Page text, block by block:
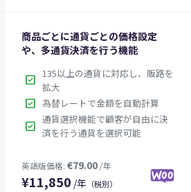
$39.00
商品ごとに通貨ごとの価格設定
や、多通貨決済を行う機能
check_box 135以上の通貨に対応し、販路を
拡大
check_box 為替レートで金額を自動計算
check_box 通貨選択機能で顧客が自由に決
済を行う通貨を選択可能
¥11,850 /年 （税別）